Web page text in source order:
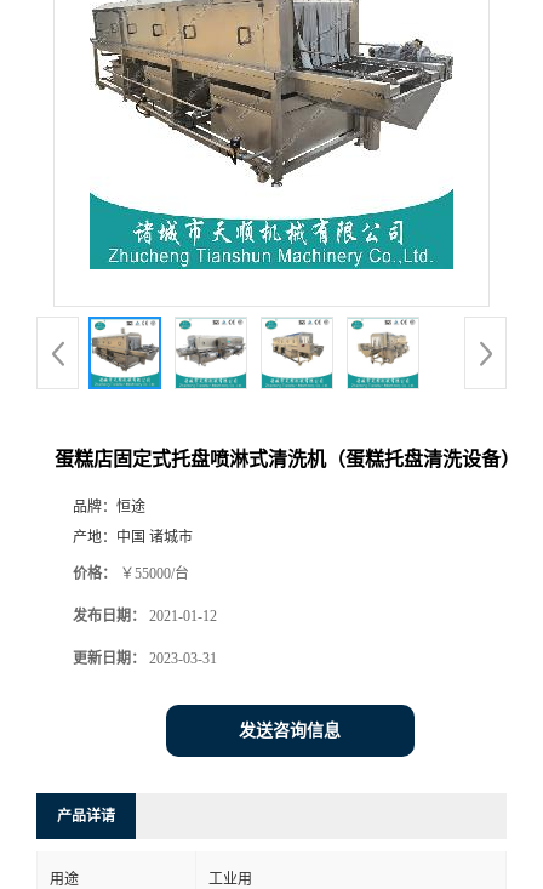
蛋糕店固定式托盘喷淋式清洗机（蛋糕托盘清洗设备）
品牌： 恒途
产地： 中国 诸城市
价格： ￥55000/台
发布日期： 2021-01-12
更新日期： 2023-03-31
发送咨询信息
产品详请
用途 工业用